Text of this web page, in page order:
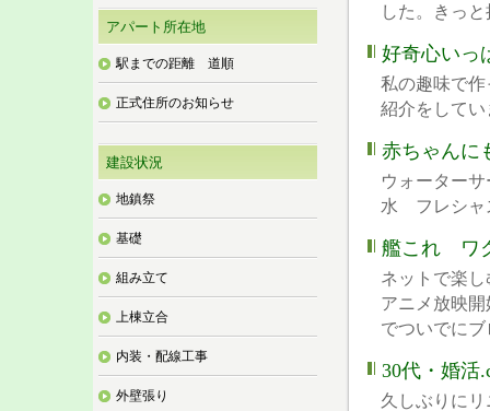
した。きっ
好奇心いっ
私の趣味で
紹介をして
赤ちゃん
ウォーター
水 フレシャ
艦これ ワ
ネットで楽
アニメ放映
でついでに
30代・婚活
久しぶりに
アパート所在地
駅までの距離 道順
正式住所のお知らせ
建設状況
地鎮祭
基礎
組み立て
上棟立合
内装・配線工事
外壁張り